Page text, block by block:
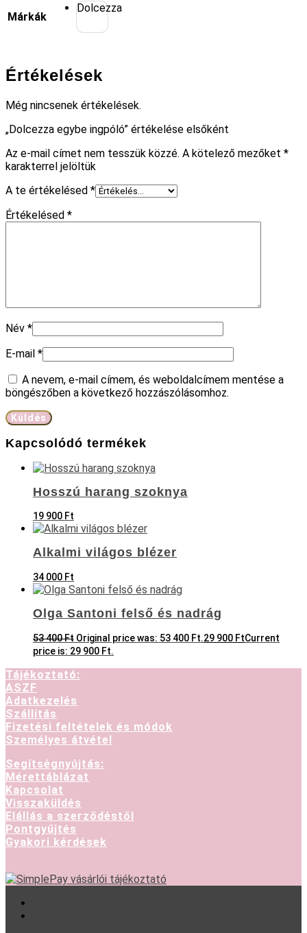
Márkák
Dolcezza
Értékelések
Még nincsenek értékelések.
„Dolcezza egybe ingpóló” értékelése elsőként
Az e-mail címet nem tesszük közzé. A kötelező mezőket *
karakterrel jelöltük
A te értékelésed *
Értékelésed *
Név *
E-mail *
A nevem, e-mail címem, és weboldalcímem mentése a
böngészőben a következő hozzászólásomhoz.
Kapcsolódó termékek
Hosszú harang szoknya
19 900 Ft
Alkalmi világos blézer
34 000 Ft
Olga Santoni felső és nadrág
53 400Ft Original price was: 53 400 Ft.29 900 FtCurrent
price is: 29 900 Ft.
Tájékoztató:
ASZF
Adatkezelés
Szállítás
Fizetési feltételek és módok
Személyes átvétel
Segítségnyújtás:
Mérettáblázat
Kapcsolat
Visszaküldés
Elállás a szerződéstől
Pontgyűjtés
Gyakori kérdések